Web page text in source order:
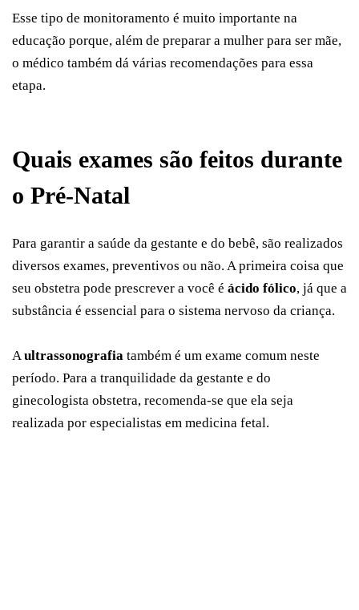
Esse tipo de monitoramento é muito importante na
educação porque, além de preparar a mulher para ser mãe,
o médico também dá várias recomendações para essa
etapa.
Quais exames são feitos durante
o Pré-Natal
Para garantir a saúde da gestante e do bebê, são realizados
diversos exames, preventivos ou não. A primeira coisa que
seu obstetra pode prescrever a você é ácido fólico, já que a
substância é essencial para o sistema nervoso da criança.
Aultrassonografia também é um exame comum neste
período. Para a tranquilidade da gestante e do
ginecologista obstetra, recomenda-se que ela seja
realizada por especialistas em medicina fetal.